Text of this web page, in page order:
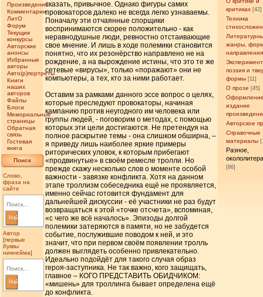
Произведения
Комментарии
ЛитО
Форум
Текущие
конкурсы
Авторские
анонсы
Избранные
авторы
Авто(р)портреты
Книги
наших
авторов
Файлы
Блоги
Мемориальные
страницы
Обратная
связь
Гостевая
книга
Поиск
Слово,
фраза на
сайте
Найти
Автор
[первые
буквы
никнейма]
Найти
критиках [42]
Техника
жанры,
направления
поэзия и
формы [11]
О прозе [45]
издание
Авторское
Справочные
материалы
Разное,
[86]
сказать, привычное. Однако фигуры самих
провокаторов далеко не всегда легко узнаваемы.
Поначалу эти отчаянные спорщики
воспринимаются скорее положительно - как
неравнодушные люди, ревностно отстаивающие
свое мнение. И лишь в ходе полемики становится
понятно, что их резонёрство направлено не на
рождение, а на вырождение истины, что это те же
сетевые «вирусы», только «поражают» они не
компьютеры, а тех, кто за ними работает.
Оставим за рамками данного эссе вопрос о целях,
которые преследуют провокаторы, начиная
кампанию против неугодного им человека или
группы людей, - поговорим о методах, с помощью
которых эти цели достигаются. Не претендуя на
полное раскрытие темы - она слишком обширна, –
я приведу лишь наиболее яркие примеры
риторических уловок, к которым прибегают
«продвинутые» в своём ремесле тролли. Но
прежде скажу несколько слов о моменте особой
важности - завязке конфликта. Хотя на данном
этапе троллизм собеседника ещё не проявляется,
именно сейчас готовится фундамент для
дальнейшей дискуссии - её участники не раз будут
возвращаться к этой «точке отсчета», вспоминая,
«с чего же всё началось». Эпизоды долгой
полемики затеряются в памяти, но не забудется
событие, послужившие поводом к ней, и это
значит, что при первом своём появлении тролль
должен выглядеть особенно привлекательно.
Идеально подойдёт для такого случая образ
героя-заступника. Не так важно, кого защищать,
главное – КОГО ПРЕДСТАВИТЬ ОБИДЧИКОМ:
«мишень» для троллинга бывает определена ещё
до конфликта.